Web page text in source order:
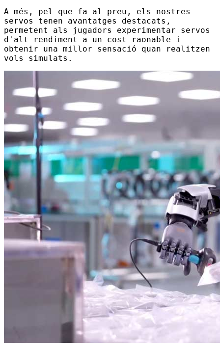
A més, pel que fa al preu, els nostres
servos tenen avantatges destacats,
permetent als jugadors experimentar servos
d'alt rendiment a un cost raonable i
obtenir una millor sensació quan realitzen
vols simulats.